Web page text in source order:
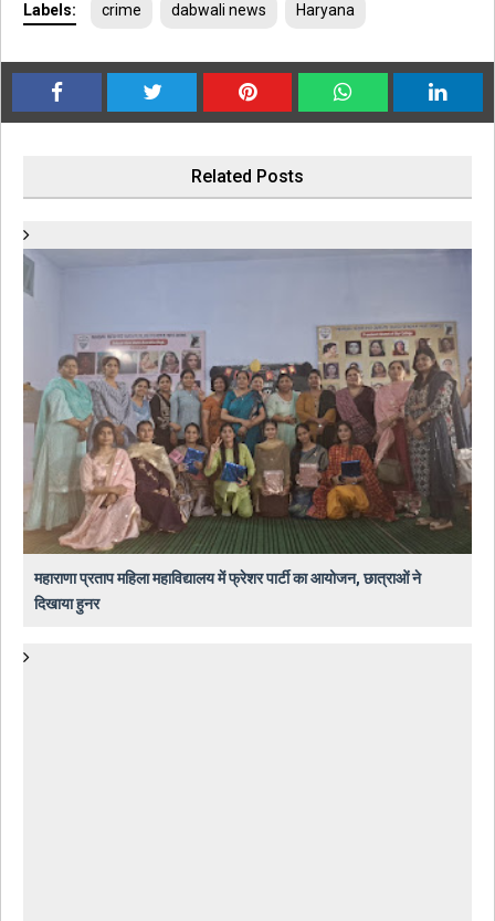
Labels: crime dabwali news Haryana
Related Posts
महाराणा प्रताप महिला महाविद्यालय में फ्रेशर पार्टी का आयोजन, छात्राओं ने
दिखाया हुनर